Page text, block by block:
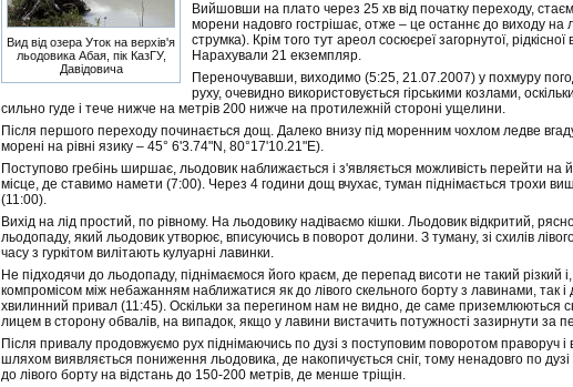
Вид від озера Уток на верхів'я
льодовика Абая, пік КазГУ,
Давідовича
Вийшовши на плато через 25 хв від початку переходу,
морени надовго гострішає, отже – це останнє до виходу на
струмка). Крім того тут ареол сосюєреї загорнутої,
Нарахували 21 екземпляр.
Переночувавши, виходимо (5:25, 21.07.2007) у похмуру
руху, очевидно використовується гірськими козлами,
сильно гуде і тече нижче на метрів 200 нижче на протилежній стороні ущелини.
Після першого переходу починається дощ. Далеко внизу під моренним чохлом ледве
морені на рівні язику – 45° 6'3.74"N, 80°17'10.21"E).
Поступово гребінь ширшає, льодовик наближається і з'являється можливість перейти на
місце, де ставимо намети (7:00). Через 4 години дощ вчухає, туман піднімається трохи
(11:00).
Вихід на лід простий, по рівному. На льодовику надіваємо кішки. Льодовик відкритий,
льодопаду, який льодовик утворює, вписуючись в поворот долини. З туману, зі схилів
часу з гуркітом вилітають кулуарні лавинки.
Не підходячи до льодопаду, піднімаємося його краєм, де перепад висоти не такий різкий
компромісом між небажанням наближатися як до лівого скельного борту з лавинами, так
хвилинний привал (11:45). Оскільки за перегином нам не видно, де саме приземлюються
лицем в сторону обвалів, на випадок, якщо у лавини вистачить потужності зазирнути за
Після привалу продовжуємо рух піднімаючись по дузі з поступовим поворотом праворуч
шляхом виявляється пониження льодовика, де накопичується сніг, тому ненадовго по
до лівого борту на відстань до 150-200 метрів, де менше тріщін.